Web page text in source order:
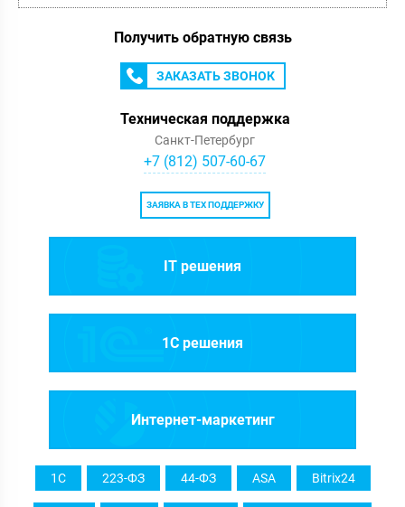
Получить обратную связь
ЗАКАЗАТЬ ЗВОНОК
Техническая поддержка
Санкт-Петербург
+7 (812) 507-60-67
ЗАЯВКА В ТЕХ ПОДДЕРЖКУ
IT решения
1C решения
Интернет-маркетинг
1С 223-ФЗ 44-ФЗ ASA Bitrix24